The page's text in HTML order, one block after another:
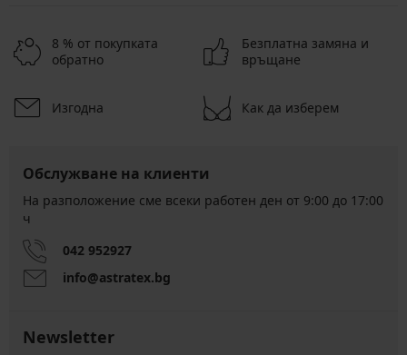
8 % от покупката
обратно
Безплатна замяна и
връщане
Изгодна Как да изберем
Обслужване на клиенти
На разположение сме всеки работен ден от 9:00 до 17:00
ч
042 952927
info@astratex.bg
Newsletter